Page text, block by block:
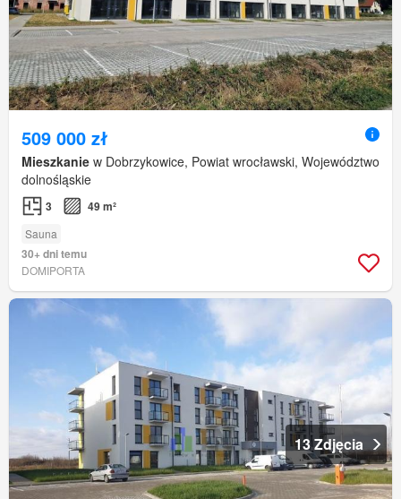
509 000 zł
Mieszkanie w Dobrzykowice, Powiat wrocławski, Województwo
dolnośląskie
3 49 m²
Sauna
30+ dni temu
DOMIPORTA
13 Zdjęcia